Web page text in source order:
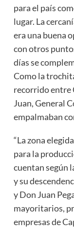
para el país
lugar. La
era una buena
con otros
días se
Como la
recorrido entre
Juan, General
empalmaban
“La zona
para la
cuentan según
y su
y Don Juan
mayoritarios,
empresas de